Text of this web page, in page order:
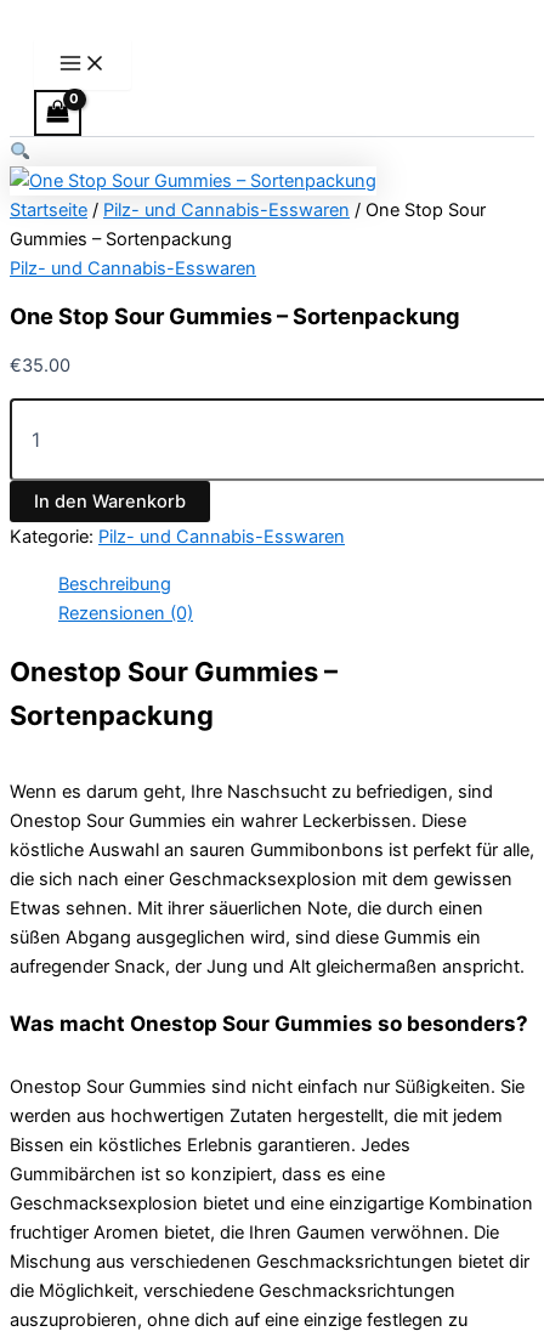
springen
Startseite / Pilz- und Cannabis-Esswaren / One Stop Sour
Gummies – Sortenpackung
Pilz- und Cannabis-Esswaren
One Stop Sour Gummies – Sortenpackung
€35.00
Sortenpackung
Menge
In den Warenkorb
Kategorie: Pilz- und Cannabis-Esswaren
Beschreibung
Rezensionen (0)
Onestop Sour Gummies –
Sortenpackung
Wenn es darum geht, Ihre Naschsucht zu befriedigen, sind
Onestop Sour Gummies ein wahrer Leckerbissen. Diese
köstliche Auswahl an sauren Gummibonbons ist perfekt für alle,
die sich nach einer Geschmacksexplosion mit dem gewissen
Etwas sehnen. Mit ihrer säuerlichen Note, die durch einen
süßen Abgang ausgeglichen wird, sind diese Gummis ein
aufregender Snack, der Jung und Alt gleichermaßen anspricht.
Was macht Onestop Sour Gummies so besonders?
Onestop Sour Gummies sind nicht einfach nur Süßigkeiten. Sie
werden aus hochwertigen Zutaten hergestellt, die mit jedem
Bissen ein köstliches Erlebnis garantieren. Jedes
Gummibärchen ist so konzipiert, dass es eine
Geschmacksexplosion bietet und eine einzigartige Kombination
fruchtiger Aromen bietet, die Ihren Gaumen verwöhnen. Die
Mischung aus verschiedenen Geschmacksrichtungen bietet dir
die Möglichkeit, verschiedene Geschmacksrichtungen
auszuprobieren, ohne dich auf eine einzige festlegen zu
Optionen
Produktseite